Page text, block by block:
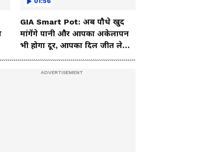
GIA Smart Pot: अब पौधे खुद
मांगेंगे पानी और आपका अकेलापन
भी होगा दूर, आपका दिल जीत लेगा
ये पॉट, देखें Video